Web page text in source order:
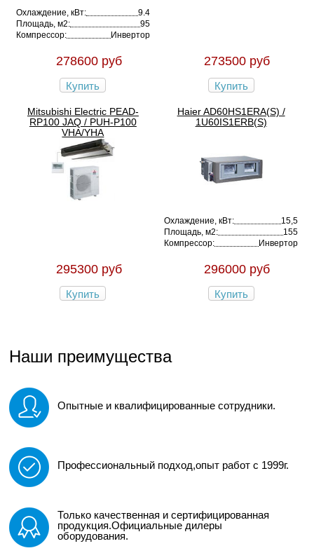
Охлаждение, кВт:
9.4
Площадь, м2:
95
Компрессор:
Инвертор
278600 руб
Купить
273500 руб
Купить
Mitsubishi Electric PEAD-
RP100 JAQ / PUH-P100
VHA/YHA
295300 руб
Купить
Haier AD60HS1ERA(S) /
1U60IS1ERB(S)
Охлаждение, кВт:
15,5
Площадь, м2:
155
Компрессор:
Инвертор
296000 руб
Купить
Наши преимущества
Опытные и квалифицированные сотрудники.
Профессиональный подход,опыт работ с 1999г.
Только качественная и сертифицированная
продукция.Официальные дилеры
оборудования.